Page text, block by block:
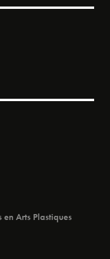
en Arts Plastiques